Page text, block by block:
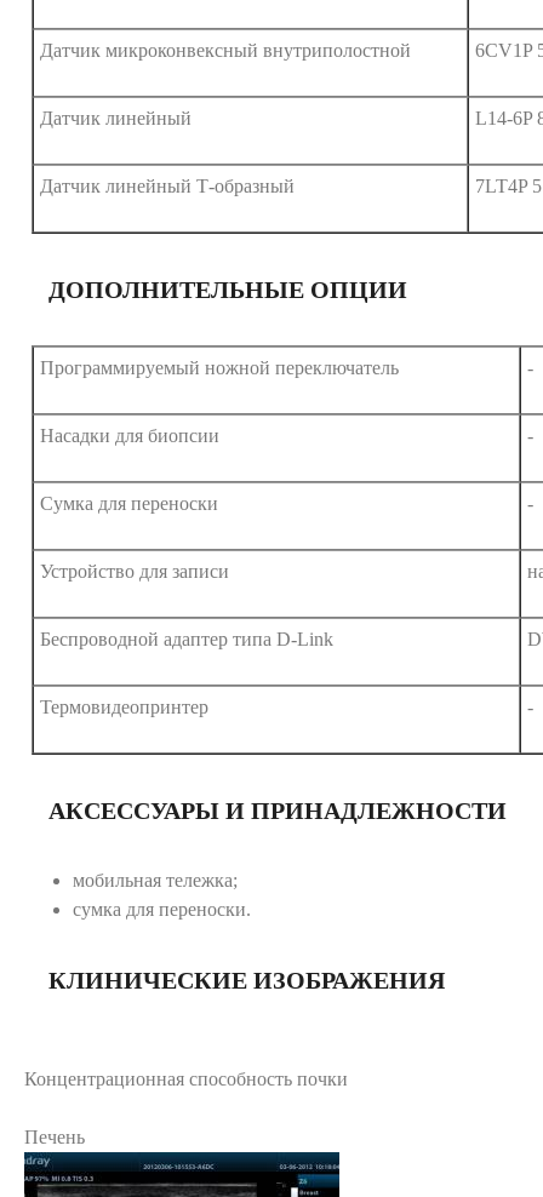
Датчик микроконвексный внутриполостной 6CV1P
Датчик линейный L14-6P
Датчик линейный Т-образный 7LT4P
ДОПОЛНИТЕЛЬНЫЕ ОПЦИИ
Программируемый ножной переключатель -
Насадки для биопсии -
Сумка для переноски -
Устройство для записи
Беспроводной адаптер типа D-Link
Термовидеопринтер -
АКСЕССУАРЫ И ПРИНАДЛЕЖНОСТИ
мобильная тележка;
сумка для переноски.
КЛИНИЧЕСКИЕ ИЗОБРАЖЕНИЯ
Концентрационная способность почки
Печень